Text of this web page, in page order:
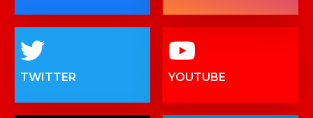
TWITTER YOUTUBE